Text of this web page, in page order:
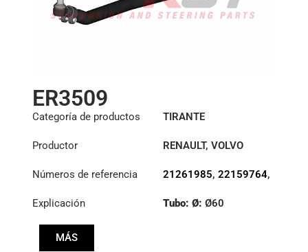
ER3509
Categoría de productos TIRANTE
Productor RENAULT, VOLVO
Números de referencia 21261985, 22159764,
7422159764
Explicación Tubo: Ø: Ø60
MÁS